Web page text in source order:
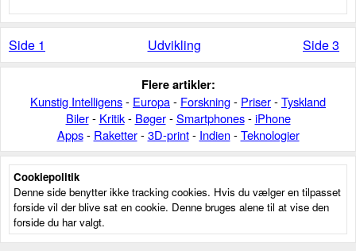
Side 3
Udvikling
Side 1
Flere artikler:
Kunstig Intelligens- Europa- Forskning- Priser-Tyskland
Biler- Kritik- Bøger-Smartphones-iPhone
Apps- Raketter-3D-print- Indien-Teknologier
Cookiepolitik
Denne side benytter ikke tracking cookies. Hvis du vælger en tilpasset
forside vil der blive sat en cookie. Denne bruges alene til at vise den
forside du har valgt.